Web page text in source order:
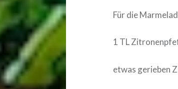
Für die
1 TL
etwas gerieben